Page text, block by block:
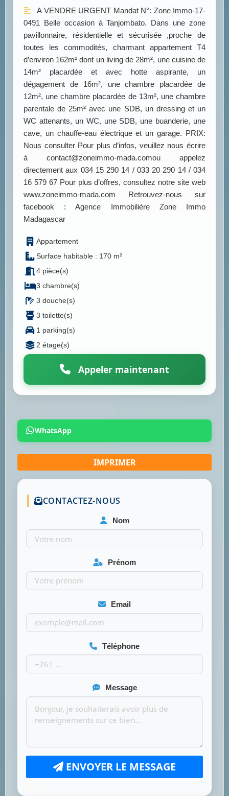
A VENDRE URGENT Mandat N°: Zone Immo-17-
0491 Belle occasion à Tanjombato. Dans une zone
pavillonnaire, résidentielle et sécurisée ,proche de
toutes les commodités, charmant appartement T4
d’environ 162m² dont un living de 28m², une cuisine de
14m² placardée et avec hotte aspirante, un
dégagement de 16m², une chambre placardée de
12m², une chambre placardée de 13m², une chambre
parentale de 25m² avec une SDB, un dressing et un
WC attenants, un WC, une SDB, une buanderie, une
cave, un chauffe-eau électrique et un garage. PRIX:
Nous consulter Pour plus d’infos, veuillez nous écrire
à contact@zoneimmo-mada.comou appelez
directement aux 034 15 290 14 / 033 20 290 14 / 034
16 579 67 Pour plus d’offres, consultez notre site web
www.zoneimmo-mada.com Retrouvez-nous sur
facebook : Agence Immobilière Zone Immo
Madagascar
Appartement
Surface habitable : 170 m²
4 pièce(s)
3 chambre(s)
3 douche(s)
3 toilette(s)
1 parking(s)
2 étage(s)
Appeler maintenant
WhatsApp
CONTACTEZ-NOUS
Nom
Prénom
Email
Téléphone
Message
ENVOYER LE MESSAGE